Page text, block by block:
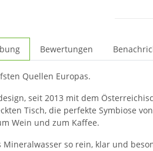
Bewertungen
Quellen Europas.
seit 2013 mit dem
Tisch, die perfekte Symbiose
Wein und zum Kaffee.
so rein, klar und